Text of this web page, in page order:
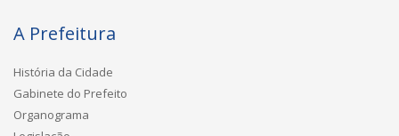
A Prefeitura
História da Cidade
Gabinete do Prefeito
Organograma